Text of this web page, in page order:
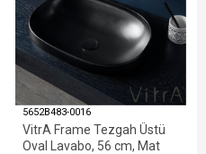
5652B483-0016
VitrA Frame Tezgah Üstü
Oval Lavabo, 56 cm, Mat